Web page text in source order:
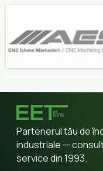
Partenerul tău de
industriale —
service din 1993.